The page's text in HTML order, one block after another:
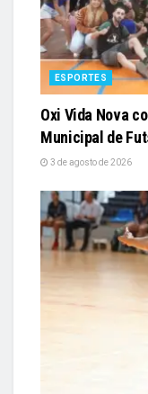
ESPORTES
Oxi Vida Nova
Municipal de
3 de agosto de 2026